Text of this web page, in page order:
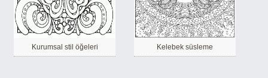
Kurumsal stil öğeleri Kelebek süsleme